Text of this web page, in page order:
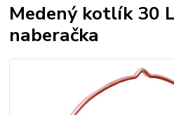
Medený kotlík 30
naberačka